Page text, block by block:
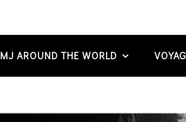
MJ AROUND THE WORLD